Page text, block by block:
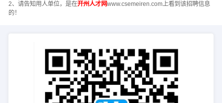
2、请告知用人单位，是在开州人才网www.csemeiren.com上看到该招聘信息
的！